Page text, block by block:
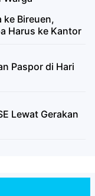
ke Bireuen,
Harus ke Kantor
Paspor di Hari
Lewat Gerakan